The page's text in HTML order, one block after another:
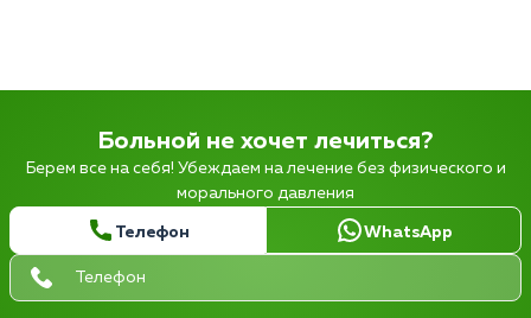
Больной не хочет лечиться?
Берем все на себя! Убеждаем на лечение без физического и
морального давления
Телефон WhatsApp